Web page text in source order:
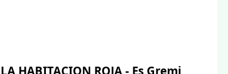
LA HABITACION ROJA - Es Gremi